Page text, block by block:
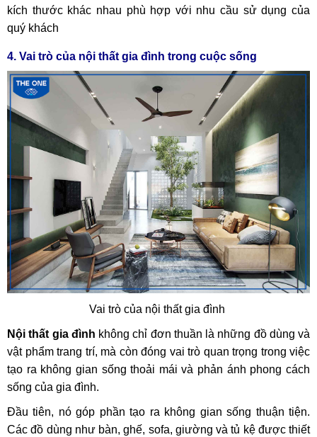
kích thước khác nhau phù hợp với nhu cầu sử dụng của
quý khách
4. Vai trò của nội thất gia đình trong cuộc sống
Vai trò của nội thất gia đình
Nội thất gia đình không chỉ đơn thuần là những đồ dùng và
vật phẩm trang trí, mà còn đóng vai trò quan trọng trong việc
tạo ra không gian sống thoải mái và phản ánh phong cách
sống của gia đình.
Đầu tiên, nó góp phần tạo ra không gian sống thuận tiện.
Các đồ dùng như bàn, ghế, sofa, giường và tủ kệ được thiết